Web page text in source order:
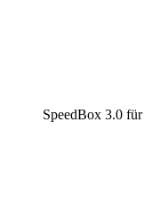
SpeedBox 3.0